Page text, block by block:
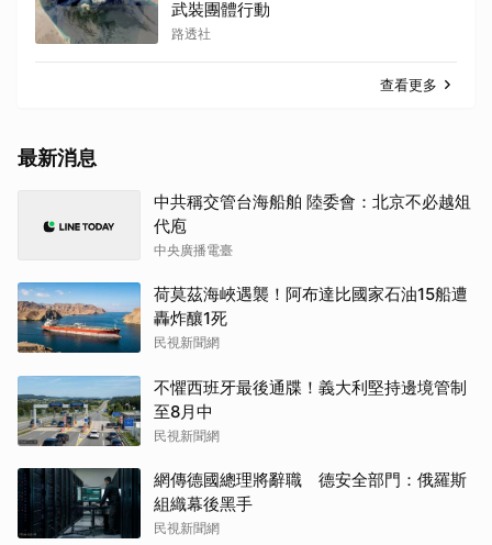
武裝團體行動
路透社
查看更多
最新消息
中共稱交管台海船舶 陸委會：北京不必越俎
代庖
中央廣播電臺
荷莫茲海峽遇襲！阿布達比國家石油15船遭
轟炸釀1死
民視新聞網
不懼西班牙最後通牒！義大利堅持邊境管制
至8月中
民視新聞網
網傳德國總理將辭職 德安全部門：俄羅斯
組織幕後黑手
民視新聞網